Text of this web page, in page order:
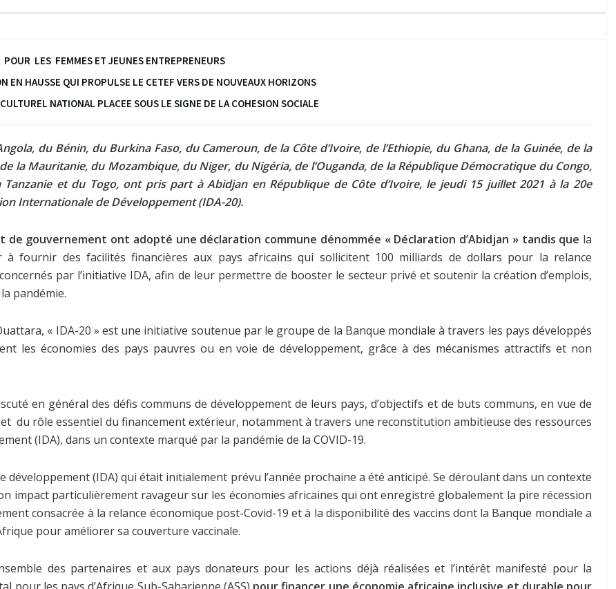
LES FEMMES ET JEUNES ENTREPRENEURS
EN HAUSSE QUI PROPULSE LE CETEF VERS DE NOUVEAUX HORIZONS
NATIONAL PLACEE SOUS LE SIGNE DE LA COHESION SOCIALE
du Bénin, du Burkina Faso, du Cameroun, de la Côte d’Ivoire, de l’Ethiopie, du Ghana, de la Guinée, de la
la Mauritanie, du Mozambique, du Niger, du Nigéria, de l’Ouganda, de la République Démocratique du Congo,
et du Togo, ont pris part à Abidjan en République de Côte d’Ivoire, le jeudi 15 juillet 2021 à la 20e
Internationale de Développement (IDA-20).
de gouvernement ont adopté une déclaration commune dénommée « Déclaration d’Abidjan » tandis que la
à fournir des facilités financières aux pays africains qui sollicitent 100 milliards de dollars pour la relance
par l’initiative IDA, afin de leur permettre de booster le secteur privé et soutenir la création d’emplois,
pandémie.
« IDA-20 » est une initiative soutenue par le groupe de la Banque mondiale à travers les pays développés
les économies des pays pauvres ou en voie de développement, grâce à des mécanismes attractifs et non
en général des défis communs de développement de leurs pays, d’objectifs et de buts communs, en vue de
du rôle essentiel du financement extérieur, notamment à travers une reconstitution ambitieuse des ressources
(IDA), dans un contexte marqué par la pandémie de la COVID-19.
développement (IDA) qui était initialement prévu l’année prochaine a été anticipé. Se déroulant dans un contexte
impact particulièrement ravageur sur les économies africaines qui ont enregistré globalement la pire récession
consacrée à la relance économique post-Covid-19 et à la disponibilité des vaccins dont la Banque mondiale a
pour améliorer sa couverture vaccinale.
des partenaires et aux pays donateurs pour les actions déjà réalisées et l’intérêt manifesté pour la